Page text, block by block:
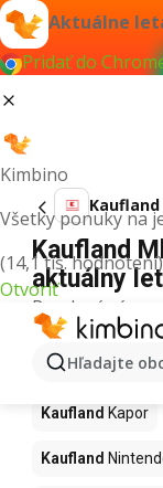
Aktuálne
Pridať do
Kimbino
Všetky ponuky na
(14,1 tis. hodnotení)
Otvoriť
Hľadajte
Kaufland
aktuálny
Pre daný výraz
Ďalšie
Kaufland
Kaufland Kapor
Kaufland